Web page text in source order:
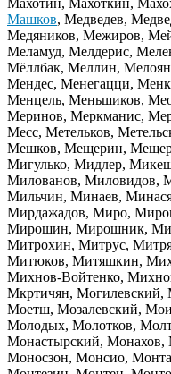
Махотин, Махоткин,
Машков, Медведев,
Медяников, Межиров,
Меламуд, Мелдерис,
Мёллбак, Меллин,
Мендес, Менегацци,
Менцель, Меньшиков,
Меринов, Меркманис,
Месс, Метельков,
Мешков, Мещерин,
Мигулько, Мидлер,
Милованов, Миловидов,
Мильчин, Минаев,
Мирдажадов, Миро,
Мирошин, Мирошник,
Митрохин, Митрус,
Митюков, Митяшкин,
Михнов-Войтенко,
Мкртичян, Могилевский,
Моетш, Мозалевский,
Молодых, Молотков,
Монастырский,
Моносзон, Монсио,